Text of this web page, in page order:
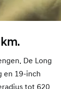
De Long
en 19-inch
tot 620